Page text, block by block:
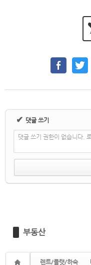
✔ 댓글 쓰기
댓글 쓰기 권한이 없습니다.
부동산
렌트/플랫/하숙